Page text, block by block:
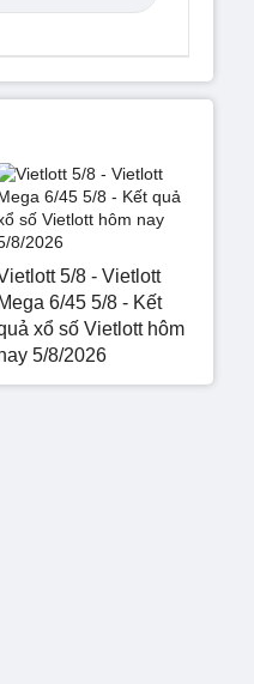
5/8 - Vietlott
Mega 6/45 5/8 - Kết
xổ số Vietlott hôm
5/8/2026